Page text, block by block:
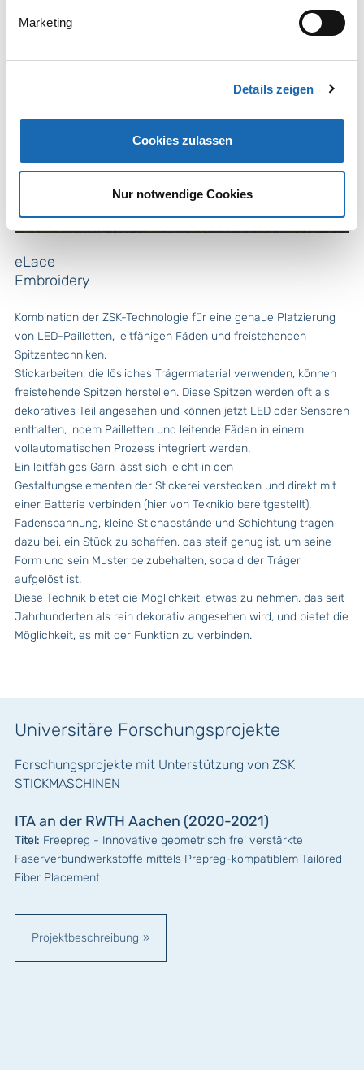
Marketing
Details zeigen
Cookies zulassen
Nur notwendige Cookies
eLace
Embroidery
Kombination der ZSK-Technologie für eine genaue Platzierung
von LED-Pailletten, leitfähigen Fäden und freistehenden
Spitzentechniken.
Stickarbeiten, die lösliches Trägermaterial verwenden, können
freistehende Spitzen herstellen. Diese Spitzen werden oft als
dekoratives Teil angesehen und können jetzt LED oder Sensoren
enthalten, indem Pailletten und leitende Fäden in einem
vollautomatischen Prozess integriert werden.
Ein leitfähiges Garn lässt sich leicht in den
Gestaltungselementen der Stickerei verstecken und direkt mit
einer Batterie verbinden (hier von Teknikio bereitgestellt).
Fadenspannung, kleine Stichabstände und Schichtung tragen
dazu bei, ein Stück zu schaffen, das steif genug ist, um seine
Form und sein Muster beizubehalten, sobald der Träger
aufgelöst ist.
Diese Technik bietet die Möglichkeit, etwas zu nehmen, das seit
Jahrhunderten als rein dekorativ angesehen wird, und bietet die
Möglichkeit, es mit der Funktion zu verbinden.
Universitäre Forschungsprojekte
Forschungsprojekte mit Unterstützung von ZSK
STICKMASCHINEN
ITA an der RWTH Aachen (2020-2021)
Titel: Freepreg - Innovative geometrisch frei verstärkte
Faserverbundwerkstoffe mittels Prepreg-kompatiblem Tailored
Fiber Placement
Projektbeschreibung